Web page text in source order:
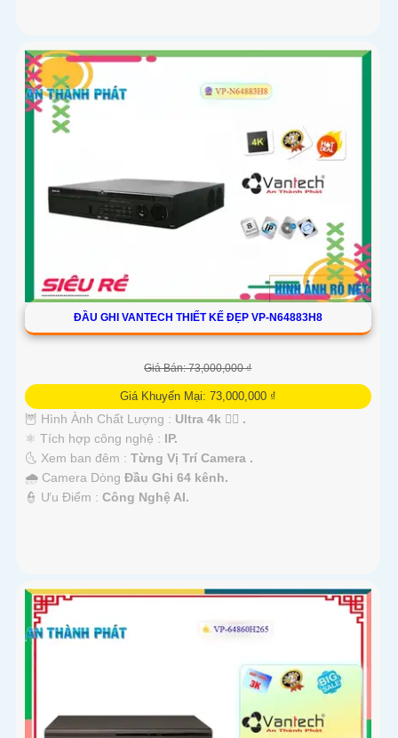
ĐẦU GHI VANTECH THIẾT KẾ ĐẸP VP-N64883H8
Giá Bán: 73,000,000 ₫
Giá Khuyến Mại: 73,000,000 ₫
🦉 Hình Ành Chất Lượng : Ultra 4k 👍🏾 .
⚛️ Tích hợp công nghệ : IP.
🌜 Xem ban đêm : Từng Vị Trí Camera .
🌧️ Camera Dòng Đầu Ghi 64 kênh.
️👮 Ưu Điểm : Công Nghệ AI.